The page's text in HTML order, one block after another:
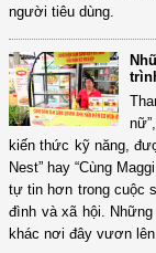
người tiêu dùng.
kiến thức kỹ năng,
Nest” hay “Cùng
tự tin hơn trong cuộc
đình và xã hội.
khác nơi đây vươn